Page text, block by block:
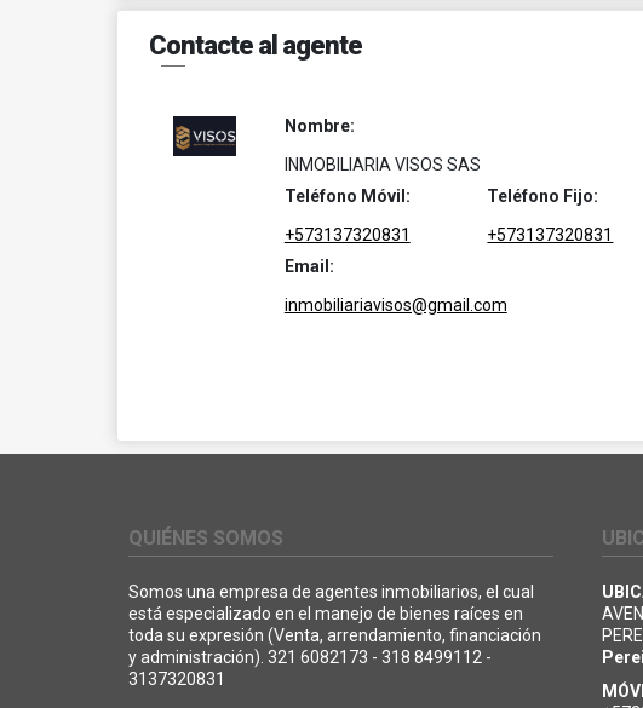
Contacte al agente
Nombre:
INMOBILIARIA VISOS SAS
Teléfono Móvil:
+573137320831
Teléfono Fijo:
+573137320831
Email:
inmobiliariavisos@gmail.com
QUIÉNES SOMOS
Somos una empresa de agentes inmobiliarios, el cual
está especializado en el manejo de bienes raíces en
toda su expresión (Venta, arrendamiento, financiación
y administración). 321 6082173 - 318 8499112 -
3137320831